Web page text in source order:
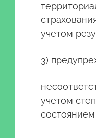
учетом
3)
учетом